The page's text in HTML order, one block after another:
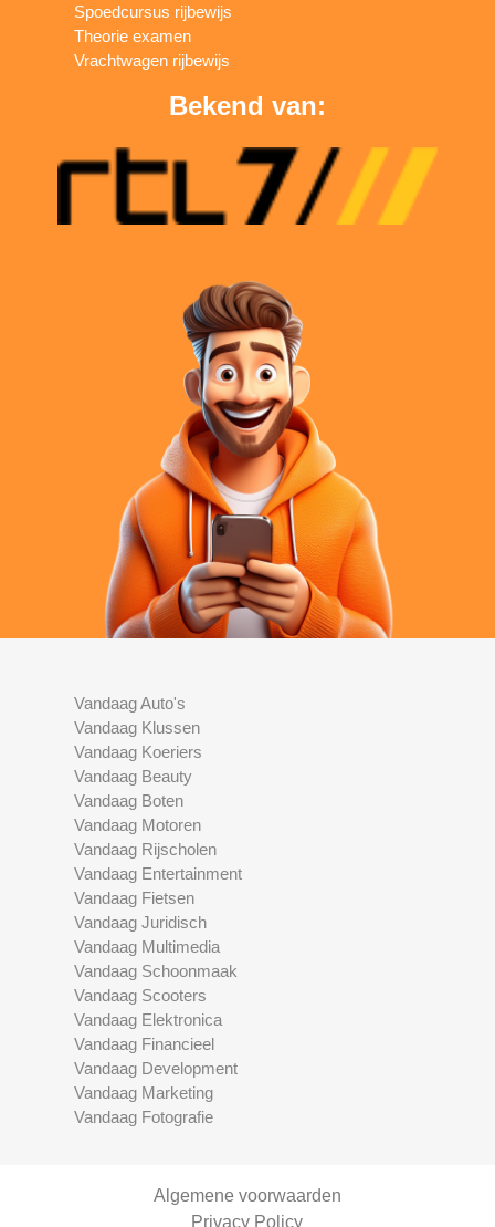
Spoedcursus rijbewijs
Theorie examen
Vrachtwagen rijbewijs
Bekend van:
Vandaag Auto's
Vandaag Klussen
Vandaag Koeriers
Vandaag Beauty
Vandaag Boten
Vandaag Motoren
Vandaag Rijscholen
Vandaag Entertainment
Vandaag Fietsen
Vandaag Juridisch
Vandaag Multimedia
Vandaag Schoonmaak
Vandaag Scooters
Vandaag Elektronica
Vandaag Financieel
Vandaag Development
Vandaag Marketing
Vandaag Fotografie
Algemene voorwaarden
Privacy Policy